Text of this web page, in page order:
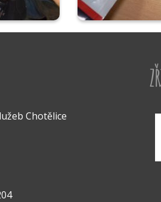
Chotělice